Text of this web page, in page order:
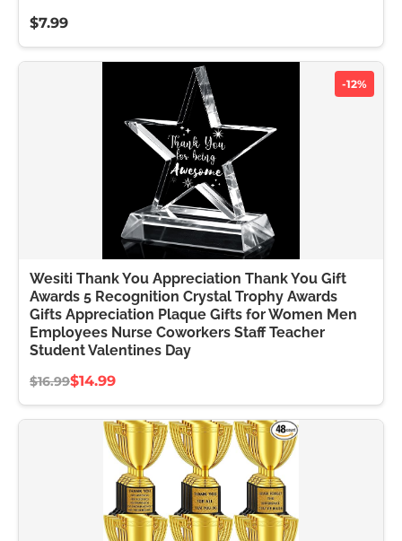
$7.99
-12%
Wesiti Thank You Appreciation Thank You Gift
Awards 5 Recognition Crystal Trophy Awards
Gifts Appreciation Plaque Gifts for Women Men
Employees Nurse Coworkers Staff Teacher
Student Valentines Day
$16.99$14.99